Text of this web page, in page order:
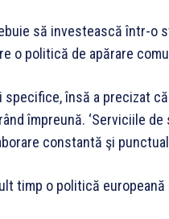
să investească într-
o politică de apărare
specifice, însă a precizat
împreună. ‘Serviciile
constantă şi
timp o politică